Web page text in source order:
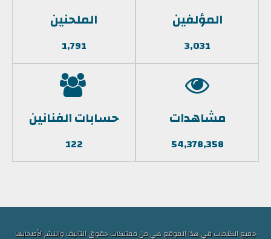
المؤلفين
3,031
الملحنين
1,791
مشاهدات
54,378,358
حسابات الفنانين
122
جميع الكلمات في هذا الموقع هي من ممتلكات حقوق التأليف والنشر لأصحابها